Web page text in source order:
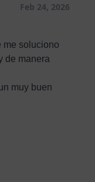
Feb 24, 2026
me soluciono
de manera
muy buen